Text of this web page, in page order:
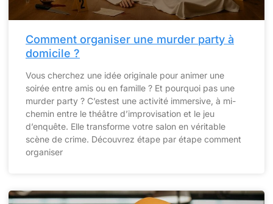
Comment organiser une murder party à
domicile ?
Vous cherchez une idée originale pour animer une
soirée entre amis ou en famille ? Et pourquoi pas une
murder party ? C’estest une activité immersive, à mi-
chemin entre le théâtre d’improvisation et le jeu
d’enquête. Elle transforme votre salon en véritable
scène de crime. Découvrez étape par étape comment
organiser